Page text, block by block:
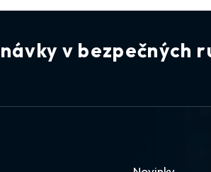
v bezpečných